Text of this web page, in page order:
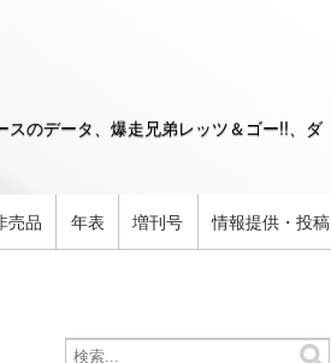
のデータ、爆走兄弟レッツ＆ゴー!!、ダ
売品 年表 増刊号 情報提供・投稿